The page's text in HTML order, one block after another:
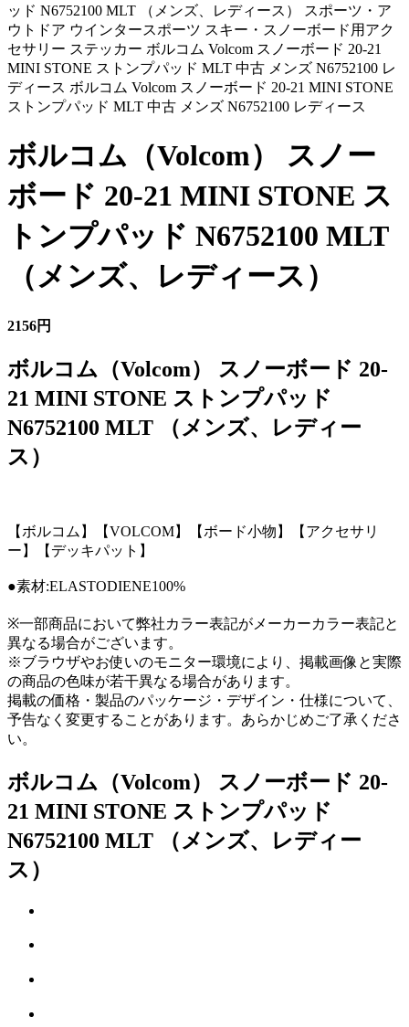
ッド N6752100 MLT （メンズ、レディース） スポーツ・ア
ウトドア ウインタースポーツ スキー・スノーボード用アク
セサリー ステッカー ボルコム Volcom スノーボード 20-21
MINI STONE ストンプパッド MLT 中古 メンズ N6752100 レ
ディース ボルコム Volcom スノーボード 20-21 MINI STONE
ストンプパッド MLT 中古 メンズ N6752100 レディース
ボルコム（Volcom） スノー
ボード 20-21 MINI STONE ス
トンプパッド N6752100 MLT
（メンズ、レディース）
2156円
ボルコム（Volcom） スノーボード 20-
21 MINI STONE ストンプパッド
N6752100 MLT （メンズ、レディー
ス）
【ボルコム】【VOLCOM】【ボード小物】【アクセサリ
ー】【デッキパット】
●素材:ELASTODIENE100%
※一部商品において弊社カラー表記がメーカーカラー表記と
異なる場合がございます。
※ブラウザやお使いのモニター環境により、掲載画像と実際
の商品の色味が若干異なる場合があります。
掲載の価格・製品のパッケージ・デザイン・仕様について、
予告なく変更することがあります。あらかじめご了承くださ
い。
ボルコム（Volcom） スノーボード 20-
21 MINI STONE ストンプパッド
N6752100 MLT （メンズ、レディー
ス）